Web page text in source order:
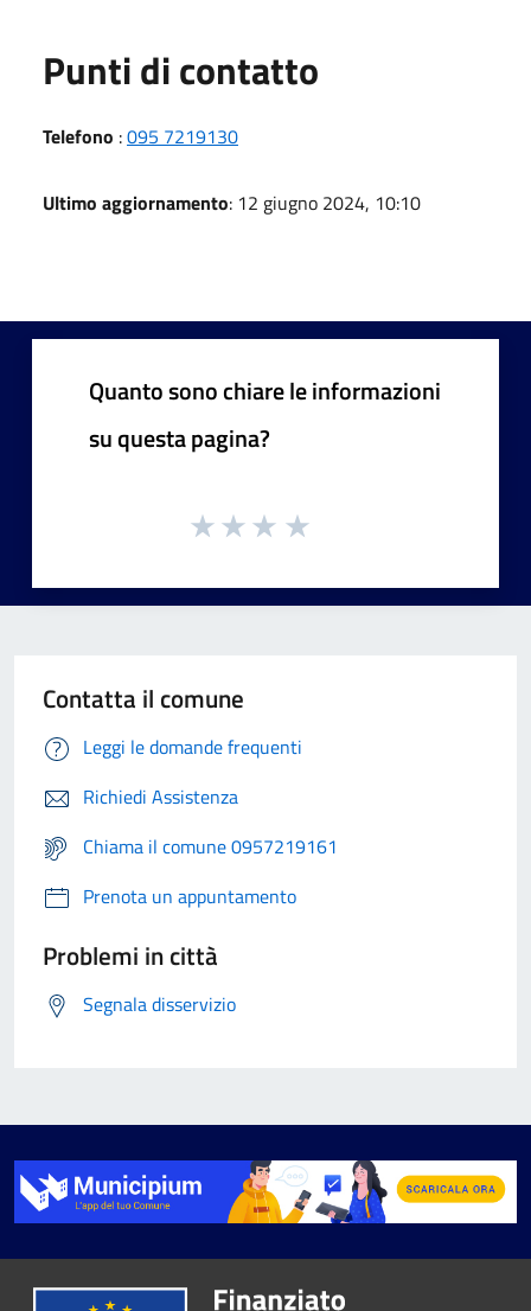
Punti di contatto
Telefono :095 7219130
Ultimo aggiornamento: 12 giugno 2024, 10:10
Quanto sono chiare le informazioni
su questa pagina?
Contatta il comune
Leggi le domande frequenti
Richiedi Assistenza
Chiama il comune 0957219161
Prenota un appuntamento
Problemi in città
Segnala disservizio